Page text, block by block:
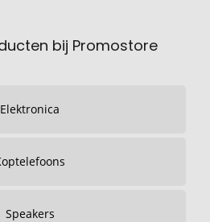
bij Promostore
Elektronica
Speakers